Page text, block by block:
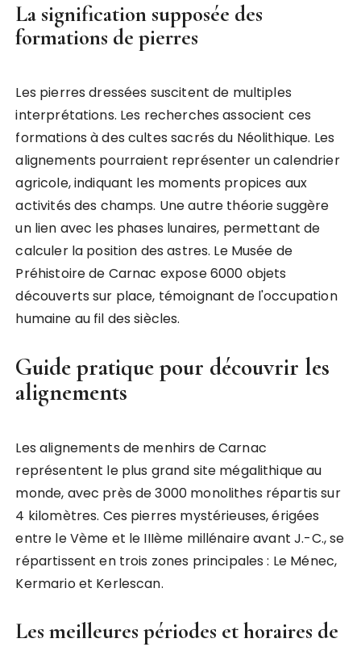
La signification supposée des
formations de pierres
Les pierres dressées suscitent de multiples
interprétations. Les recherches associent ces
formations à des cultes sacrés du Néolithique. Les
alignements pourraient représenter un calendrier
agricole, indiquant les moments propices aux
activités des champs. Une autre théorie suggère
un lien avec les phases lunaires, permettant de
calculer la position des astres. Le Musée de
Préhistoire de Carnac expose 6000 objets
découverts sur place, témoignant de l'occupation
humaine au fil des siècles.
Guide pratique pour découvrir les
alignements
Les alignements de menhirs de Carnac
représentent le plus grand site mégalithique au
monde, avec près de 3000 monolithes répartis sur
4 kilomètres. Ces pierres mystérieuses, érigées
entre le Vème et le IIIème millénaire avant J.-C., se
répartissent en trois zones principales : Le Ménec,
Kermario et Kerlescan.
Les meilleures périodes et horaires de